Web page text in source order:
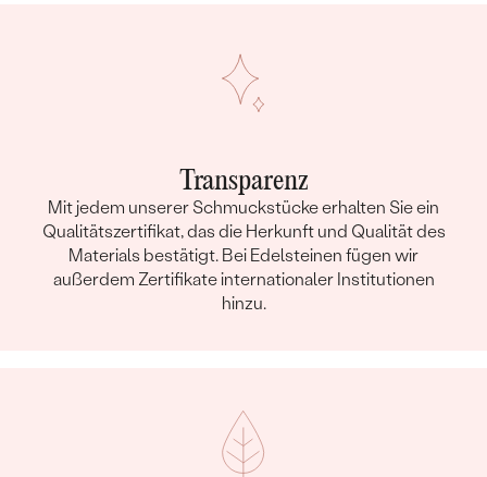
Transparenz
Mit jedem unserer Schmuckstücke erhalten Sie ein
Qualitätszertifikat, das die Herkunft und Qualität des
Materials bestätigt. Bei Edelsteinen fügen wir
außerdem Zertifikate internationaler Institutionen
hinzu.